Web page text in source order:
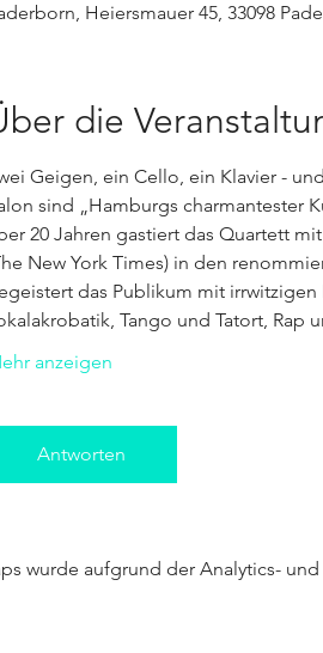
Heiersmauer 45, 33098
die
Geigen, ein Cello, ein Klavier -
sind „Hamburgs charmantester
20 Jahren gastiert das Quartett
New York Times) in den
das Publikum mit
Tango und Tatort, Rap
anzeigen
Antworten
wurde aufgrund der Analytics-